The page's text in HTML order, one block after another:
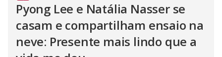
Pyong Lee e Natália Nasser se
casam e compartilham ensaio na
neve: Presente mais lindo que a